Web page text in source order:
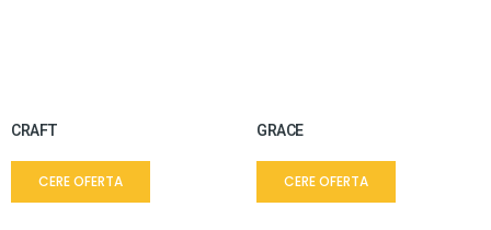
CRAFT
CERE OFERTA
GRACE
CERE OFERTA